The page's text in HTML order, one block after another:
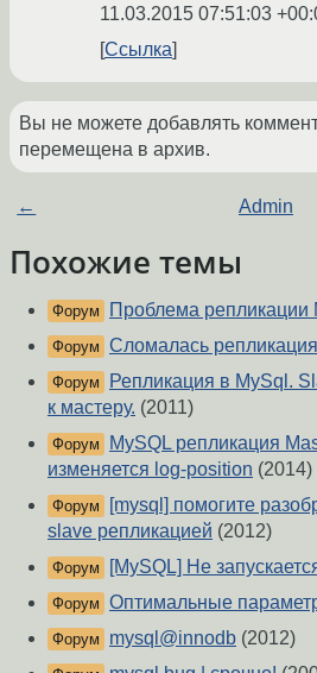
11.03.2015 07:51:03
Ссылка
Вы не можете добавлять
перемещена в архив.
← Admin
Похожие темы
Форум Проблема репликации
Форум Сломалась
Форум
Репликация в MySql.
к мастеру. (2011)
Форум
MySQL репликация
изменяется log-position (2014)
Форум
[mysql] помогите
slave репликацией (2012)
Форум [MySQL] Не
Форум Оптимальные
Форум mysql@innodb (2012)